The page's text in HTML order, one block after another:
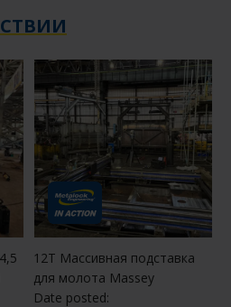
12T Массивная подставка
для молота Massey
Date posted: